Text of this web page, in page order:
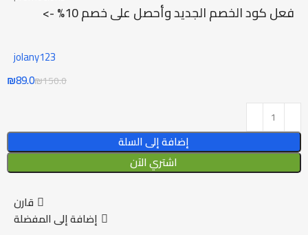
فعل كود الخصم الجديد وأحصل على خصم 10% ->
jolany123
₪150.0
₪89.0
إضافة إلى السلة
اشتري الآن
قارن
إضافة إلى المفضلة